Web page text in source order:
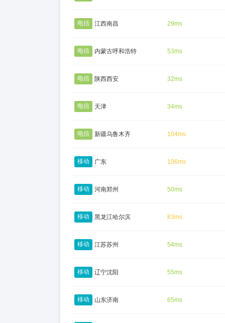
电信 江西南昌 29ms
电信 内蒙古呼和浩特 53ms
电信 陕西西安 32ms
电信 天津 34ms
电信 新疆乌鲁木齐 104ms
移动 广东 106ms
移动 河南郑州 50ms
移动 黑龙江哈尔滨 83ms
移动 江苏苏州 54ms
移动 辽宁沈阳 55ms
移动 山东济南 65ms